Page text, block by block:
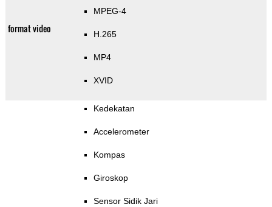
format video
MPEG-4
H.265
MP4
XVID
Kedekatan
Accelerometer
Kompas
Giroskop
Sensor Sidik Jari